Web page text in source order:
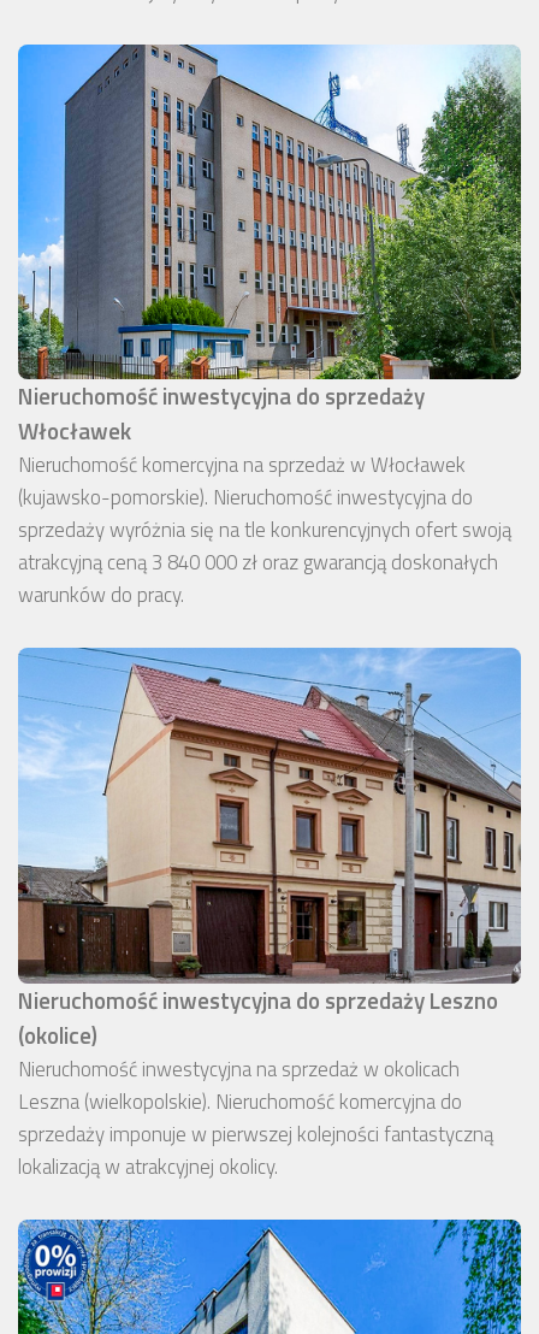
Nieruchomość inwestycyjna do sprzedaży
Włocławek
Nieruchomość komercyjna na sprzedaż w Włocławek
(kujawsko-pomorskie). Nieruchomość inwestycyjna do
sprzedaży wyróżnia się na tle konkurencyjnych ofert swoją
atrakcyjną ceną 3 840 000 zł oraz gwarancją doskonałych
warunków do pracy.
Nieruchomość inwestycyjna do sprzedaży Leszno
(okolice)
Nieruchomość inwestycyjna na sprzedaż w okolicach
Leszna (wielkopolskie). Nieruchomość komercyjna do
sprzedaży imponuje w pierwszej kolejności fantastyczną
lokalizacją w atrakcyjnej okolicy.